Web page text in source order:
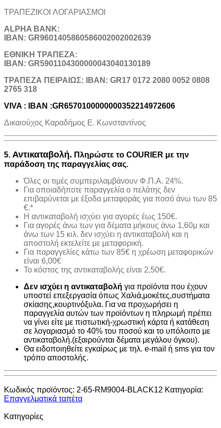
ΤΡΑΠΕΖΙΚOI ΛΟΓΑΡΙΑΣΜΟΙ
ALPHA BANK:
IBAN: GR9601405860586002002002639
ΕΘΝΙΚΗ ΤΡΑΠΕΖΑ:
IBAN: GR5901104300000043040130189
TΡΑΠΕΖΑ ΠΕΙΡΑΙΩΣ: IBAN: GR17 0172 2080 0052 0808
2765 318
VIVA : IBAN :GR6570100000000352214972606
Δικαιούχος Καραδήμος Ε. Κωνσταντίνος
5. Αντικαταβολή. Πληρώστε το COURIER με την
παράδοση της παραγγελίας σας.
Όλες οι τιμές συμπεριλαμβάνουν Φ.Π.Α. 24%.
Για οποιαδήποτε παραγγελία ο πελάτης δεν
επιβαρύνεται με έξοδα μεταφοράς για ποσό άνω των 85
€.*
H αντικαταβολή ισχύει για αγορές έως 150€.
Για αγορές άνω των για δέματα μήκους άνω 1,60μ και
άνω των 15 κιλ. δεν ισχύει η αντικαταβολή και η
αποστολή εκτελείτε με μεταφορική.
Για παραγγελίες κάτω των 85€ η χρέωση μεταφορικών
είναι 6,00€
Το κόστος της αντικαταβολής είναι 2,50€.
Δεν ισχύει η αντικαταβολή για προϊόντα που έχουν
υποστεί επεξεργασία όπως Χαλιά,μοκέτες,συστήματα
σκίασης,κουρτινόξυλα. Για να προχωρήσει η
παραγγελία αυτών των προϊόντων η πληρωμή πρέπει
να γίνει είτε με πιστωτική-χρωστική κάρτα ή κατάθεση
σε λογαριασμό το 40% του ποσού και το υπόλοιπο με
αντικαταβολή.(εξαιρούνται δέματα μεγάλου όγκου).
Θα ειδοποιηθείτε εγκαίρως με τηλ. e-mail ή sms για τον
τρόπο αποστολής.
Κωδικός προϊόντος: 2-65-RM9004-BLACK12 Κατηγορία:
Επαγγελματικά ταπέτα
Κατηγορίες